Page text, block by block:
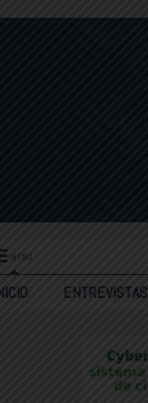
MENU
ENTREVISTAS